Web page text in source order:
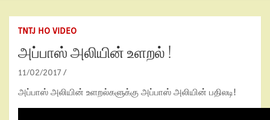
TNTJ HO VIDEO
அப்பாஸ் அலியின் உளறல் !
11/02/2017
அப்பாஸ் அலியின் உளறல்களுக்கு அப்பாஸ் அலியின் பதிலடி!